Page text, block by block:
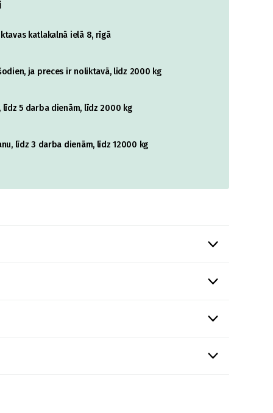
katlakalnā ielā 8, rīgā
ja preces ir noliktavā, līdz 2000 kg
5 darba dienām, līdz 2000 kg
līdz 3 darba dienām, līdz 12000 kg